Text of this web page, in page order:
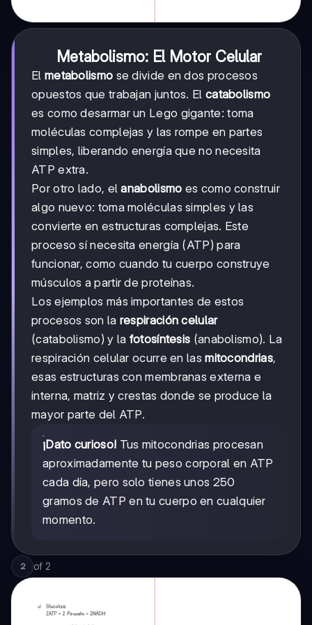
Metabolismo: El Motor Celular
El metabolismo se divide en dos procesos
opuestos que trabajan juntos. El catabolismo
es como desarmar un Lego gigante: toma
moléculas complejas y las rompe en partes
simples, liberando energía que no necesita
ATP extra.
Por otro lado, elanabolismo es como construir
algo nuevo: toma moléculas simples y las
convierte en estructuras complejas. Este
proceso sí necesita energía (ATP) para
funcionar, como cuando tu cuerpo construye
músculos a partir de proteínas.
Los ejemplos más importantes de estos
procesos son la respiración celular
(catabolismo) y la fotosíntesis (anabolismo). La
respiración celular ocurre en lasmitocondrias,
esas estructuras con membranas externa e
interna, matriz y crestas donde se produce la
mayor parte del ATP.
¡Dato curioso! Tus mitocondrias procesan
aproximadamente tu peso corporal en ATP
cada día, pero solo tienes unos 250
gramos de ATP en tu cuerpo en cualquier
momento.
2 of 2